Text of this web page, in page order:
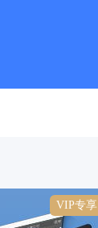
VIP专享